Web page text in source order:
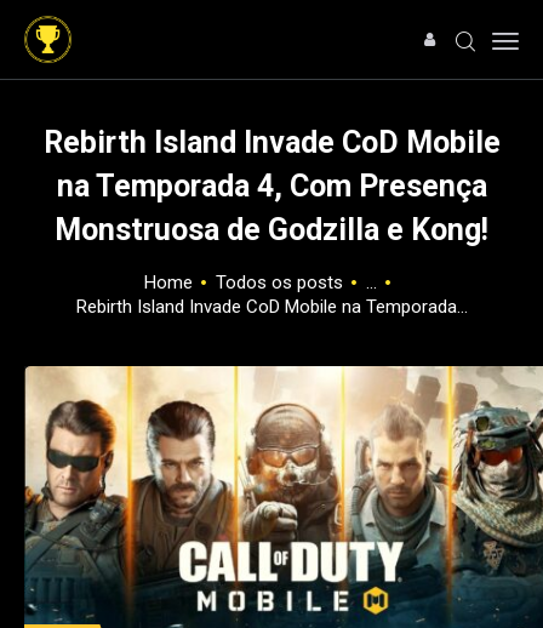
Rebirth Island Invade CoD Mobile
na Temporada 4, Com Presença
Monstruosa de Godzilla e Kong!
Home Todos os posts
...
Rebirth Island Invade CoD Mobile na Temporada...
HOME
NOTÍCIAS
ANÁLISES
SOBRE NÓS